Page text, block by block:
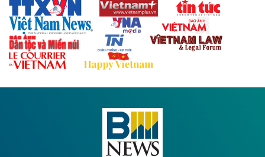
Thái Nguyên và các tỉnh trung du, miền núi phía Bắc
với hệ thống cửa khẩu quốc tế tại Lạng Sơn.
Theo baodautu.vn
Đề xuất đầu tư 11.500 tỷ đồng xây dựng cao
tốc CT.11 qua Ninh Bình
Đông A dài khoảng 25,1 km được kỳ vọng sẽ tạo động
lực phát triển kinh tế - xã hội khu vực phía Nam đồng